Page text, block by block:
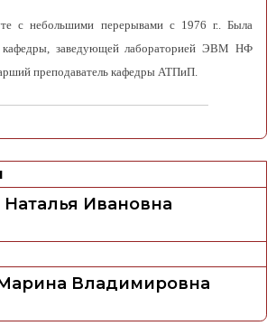
с небольшими перерывами с 1976 г.. Была
кафедры, заведующей лабораторией ЭВМ НФ
преподаватель кафедры АТПиП.
Ивановна
Владимировна